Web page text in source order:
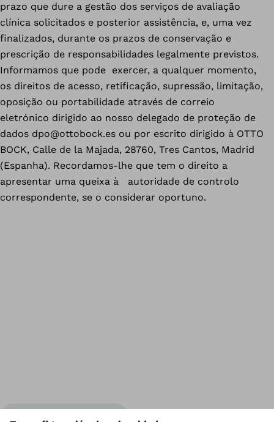
prazo que dure a gestão dos serviços de avaliação
clínica solicitados e posterior assistência, e, uma vez
finalizados, durante os prazos de conservação e
prescrição de responsabilidades legalmente previstos.
Informamos que pode exercer, a qualquer momento,
os direitos de acesso, retificação, supressão, limitação,
oposição ou portabilidade através de correio
eletrónico dirigido ao nosso delegado de proteção de
dados dpo@ottobock.es ou por escrito dirigido à OTTO
BOCK, Calle de la Majada, 28760, Tres Cantos, Madrid
(Espanha). Recordamos-lhe que tem o direito a
apresentar uma queixa à autoridade de controlo
correspondente, se o considerar oportuno.